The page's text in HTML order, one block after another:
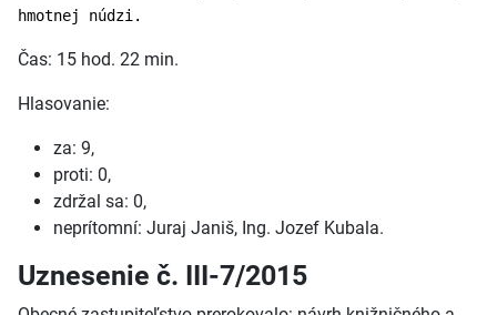
hmotnej núdzi.
Čas: 15 hod. 22 min.
Hlasovanie:
za: 9,
proti: 0,
zdržal sa: 0,
neprítomní: Juraj Janiš, Ing. Jozef Kubala.
Uznesenie č. III-7/2015